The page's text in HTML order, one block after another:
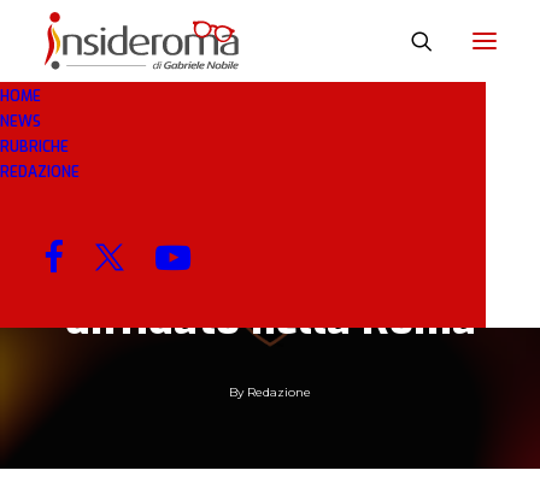
HOME
NEWS
RUBRICHE
REDAZIONE
11 OTT 2022
Giudice Sportivo:
nessun squalificato o
diffidato nella Roma
By Redazione